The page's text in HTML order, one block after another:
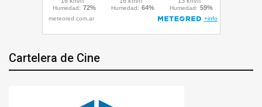
Cartelera de Cine